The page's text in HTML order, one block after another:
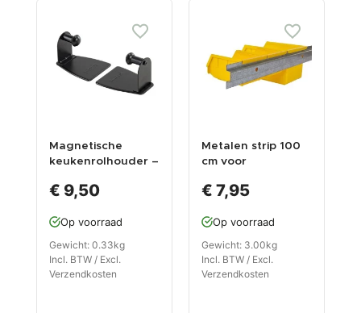
Magnetische
keukenrolhouder –
€ 9,50
Op voorraad
Gewicht: 0.33kg
Incl. BTW / Excl.
Verzendkosten
Metalen strip 100
cm voor
€ 7,95
Op voorraad
Gewicht: 3.00kg
Incl. BTW / Excl.
Verzendkosten